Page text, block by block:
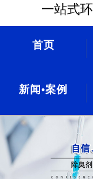
一站式
首页
新闻•案例